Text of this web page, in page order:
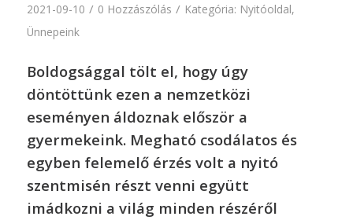
2021-09-10 / 0 Hozzászólás / Kategória: Nyitóoldal,
Ünnepeink
Boldogsággal tölt el, hogy úgy
döntöttünk ezen a nemzetközi
eseményen áldoznak először a
gyermekeink. Megható csodálatos és
egyben felemelő érzés volt a nyitó
szentmisén részt venni együtt
imádkozni a világ minden részéről